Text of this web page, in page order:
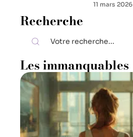
11 mars 2026
Recherche
Les immanquables